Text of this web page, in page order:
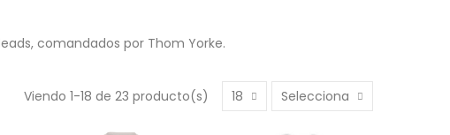
comandados por Thom Yorke.
Viendo 1-18 de 23 producto(s) 18 Selecciona